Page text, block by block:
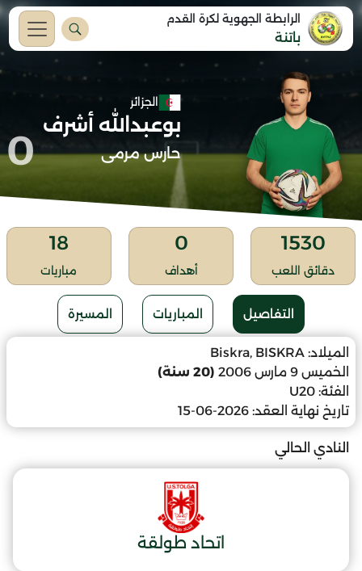
الرابطة الجهوية لكرة القدم
باتنة
الجزائر
بوعبدالله أشرف
حارس مرمى 0
1530
دقائق اللعب
0
أهداف
18
مباريات
التفاصيل المباريات المسيرة
الميلاد: Biskra, BISKRA
الخميس 9 مارس 2006
(20 سنة)
الفئة: U20
تاريخ نهاية العقد: 2026-06-15
النادي الحالي
اتحاد طولقة